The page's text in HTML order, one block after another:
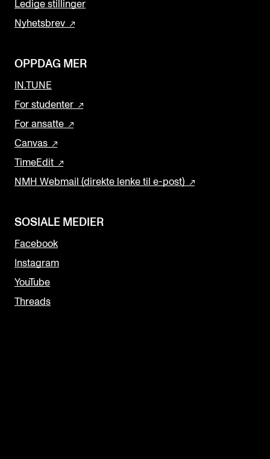
Ledige stillinger
Nyhetsbrev
OPPDAG MER
IN.TUNE
For studenter
For ansatte
Canvas
TimeEdit
NMH Webmail (direkte lenke til e-post)
SOSIALE MEDIER
Facebook
Instagram
YouTube
Threads